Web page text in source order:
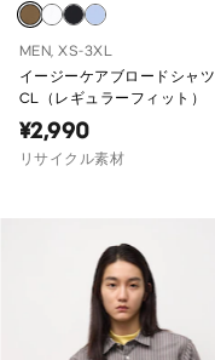
MEN, XS-3XL
イージーケアブロードシャツ
CL（レギュラーフィット）
¥2,990
リサイクル素材